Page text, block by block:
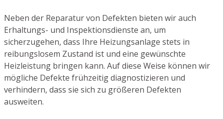
Neben der Reparatur von Defekten bieten wir auch
Erhaltungs- und Inspektionsdienste an, um
sicherzugehen, dass Ihre Heizungsanlage stets in
reibungslosem Zustand ist und eine gewünschte
Heizleistung bringen kann. Auf diese Weise können wir
mögliche Defekte frühzeitig diagnostizieren und
verhindern, dass sie sich zu größeren Defekten
ausweiten.